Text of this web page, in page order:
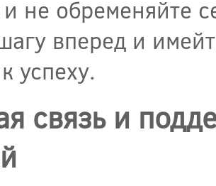
не обременяйте
вперед и
успеху.
связь и